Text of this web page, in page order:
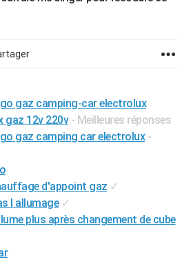
gaz camping-car electrolux
gaz 12v 220v - Meilleures réponses
gaz camping car electrolux -
d'appoint gaz ✓
l allumage ✓
plus après changement de cube